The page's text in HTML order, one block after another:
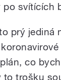
po svítících
prý jediná
co
to trošku